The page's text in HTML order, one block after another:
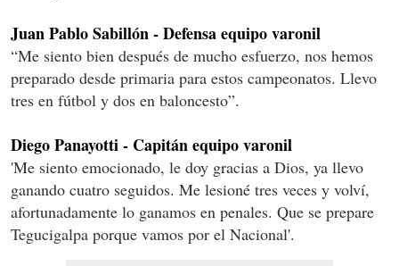
Juan Pablo Sabillón - Defensa equipo varonil
“Me siento bien después de mucho esfuerzo, nos hemos
preparado desde primaria para estos campeonatos. Llevo
tres en fútbol y dos en baloncesto”.
Diego Panayotti - Capitán equipo varonil
'Me siento emocionado, le doy gracias a Dios, ya llevo
ganando cuatro seguidos. Me lesioné tres veces y volví,
afortunadamente lo ganamos en penales. Que se prepare
Tegucigalpa porque vamos por el Nacional'.